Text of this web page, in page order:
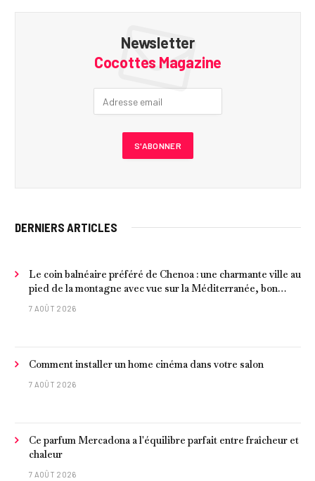
Newsletter
Cocottes Magazine
DERNIERS ARTICLES
Le coin balnéaire préféré de Chenoa : une charmante ville au
pied de la montagne avec vue sur la Méditerranée, bon
poisson et criques isolées
7 AOÛT 2026
Comment installer un home cinéma dans votre salon
7 AOÛT 2026
Ce parfum Mercadona a l'équilibre parfait entre fraîcheur et
chaleur
7 AOÛT 2026